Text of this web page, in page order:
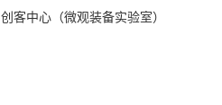
创客中心（微观装备实验室）